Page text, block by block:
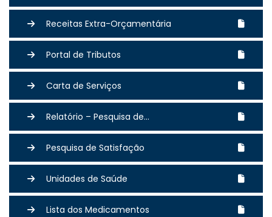
Receitas Extra-Orçamentária
Portal de Tributos
Carta de Serviços
Relatório – Pesquisa de...
Pesquisa de Satisfação
Unidades de Saúde
Lista dos Medicamentos